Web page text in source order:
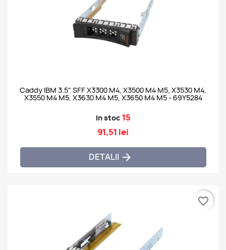
Caddy IBM 3.5" SFF X3300 M4, X3500 M4 M5, X3530 M4,
X3550 M4 M5, X3630 M4 M5, X3650 M4 M5 - 69Y5284
In stoc 15
91,51 lei
DETALII 
favorite_border